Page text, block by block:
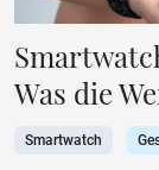
Was die
Smartwatch